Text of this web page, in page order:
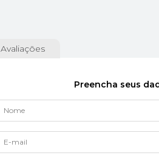
Avaliações
Preencha seus